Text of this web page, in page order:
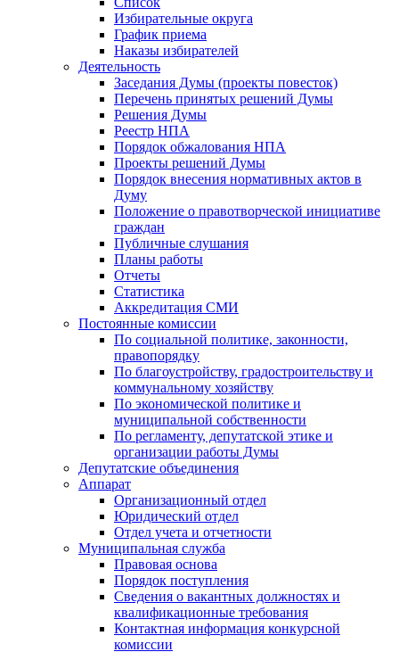
Избирательные округа
График приема
Наказы избирателей
Деятельность
Заседания Думы (проекты повесток)
Перечень принятых решений Думы
Решения Думы
Реестр НПА
Порядок обжалования НПА
Проекты решений Думы
Порядок внесения нормативных актов в
Думу
Положение о правотворческой инициативе
граждан
Публичные слушания
Планы работы
Отчеты
Статистика
Аккредитация СМИ
Постоянные комиссии
По социальной политике, законности,
правопорядку
По благоустройству, градостроительству и
коммунальному хозяйству
По экономической политике и
муниципальной собственности
По регламенту, депутатской этике и
организации работы Думы
Депутатские объединения
Аппарат
Организационный отдел
Юридический отдел
Отдел учета и отчетности
Муниципальная служба
Правовая основа
Порядок поступления
Сведения о вакантных должностях и
квалификационные требования
Контактная информация конкурсной
комиссии